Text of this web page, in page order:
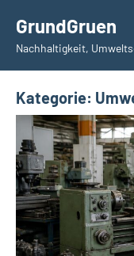
Inhalt
springen
GrundGruen
Nachhaltigkeit,
Kategorie: